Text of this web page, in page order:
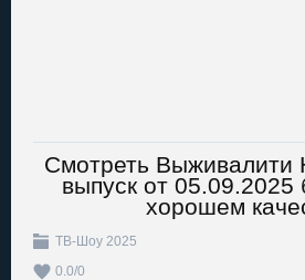
Смотреть Выживалити
выпуск от 05.09.2025
хорошем
ТВ-Шоу 2025
0.0/0